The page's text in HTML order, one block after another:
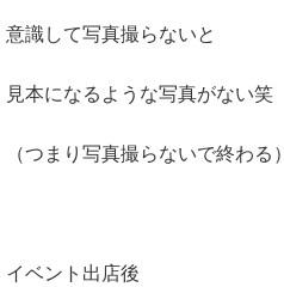
意識して写真撮らないと
見本になるような写真がない笑
（つまり写真撮らないで終わる）
イベント出店後